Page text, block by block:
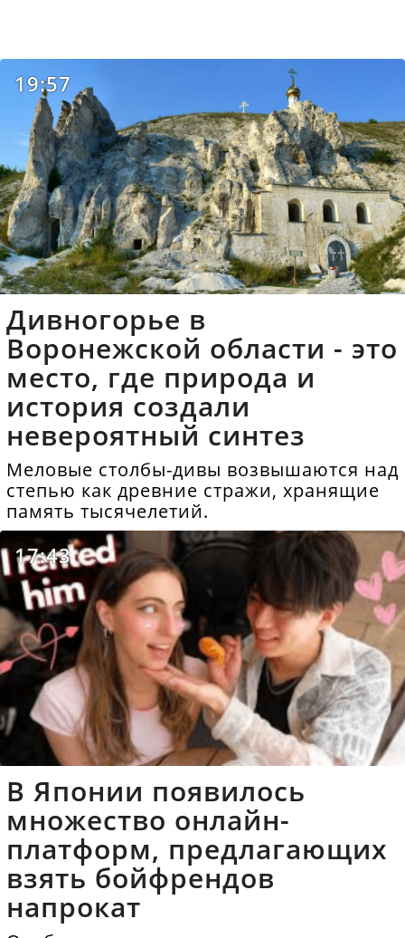
19:57
Дивногорье в
Воронежской области - это
место, где природа и
история создали
невероятный синтез
Меловые столбы-дивы возвышаются над
степью как древние стражи, хранящие
память тысячелетий.
17:43
В Японии появилось
множество онлайн-
платформ, предлагающих
взять бойфрендов
напрокат